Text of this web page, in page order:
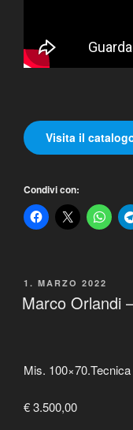
Visita il
Condivi con:
PUBBLICATO
IL
1. MARZO 2022
Marco Orlandi
Mis.
€ 3.500,00